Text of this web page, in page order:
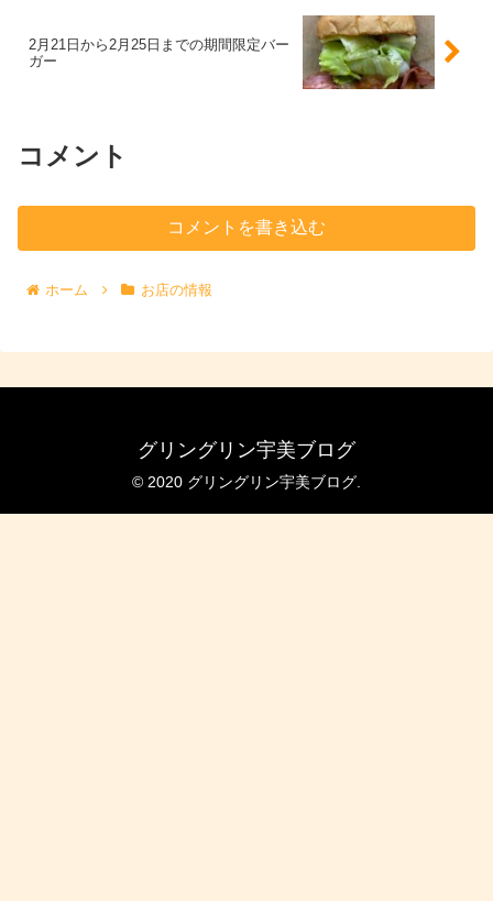
2月21日から2月25日までの期間限定バー
ガー
コメント
コメントを書き込む
ホーム お店の情報
グリングリン宇美ブログ
© 2020 グリングリン宇美ブログ.